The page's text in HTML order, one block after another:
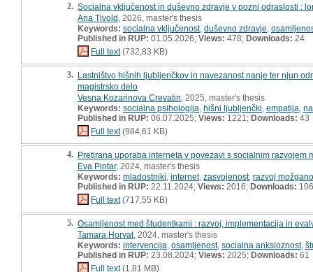
2. Socialna vključenost in duševno zdravje v pozni odraslosti :
Ana Tivold , 2026, master's thesis
Keywords: socialna vključenost, duševno zdravje
Published in RUP: 01.05.2026; Views: 478; Downloads: 24
Full text(732,83 KB)
3. Lastništvo hišnih ljubljenčkov in navezanost nanje ter njun
magistrsko delo
Vesna Kozarinova Crevatin , 2025, master's thesis
Keywords: socialna psihologija hišni ljubljenčki empatija
Published in RUP: 06.07.2025; Views: 1221; Downloads: 43
Full text(984,61 KB)
4. Pretirana uporaba interneta v povezavi s socialnim razvojem
Eva Pintar, 2024, master's thesis
Keywords: mladostniki internet, zasvojenost, razvoj
Published in RUP: 22.11.2024; Views: 2016; Downloads: 106
Full text(717,55 KB)
5. Osamljenost med študentkami : razvoj, implementacija in
Tamara Horvat, 2024, master's thesis
Keywords: intervencija osamljenost, socialna anksioznost,
Published in RUP: 23.08.2024; Views: 2025; Downloads: 61
Full text(1,81 MB)